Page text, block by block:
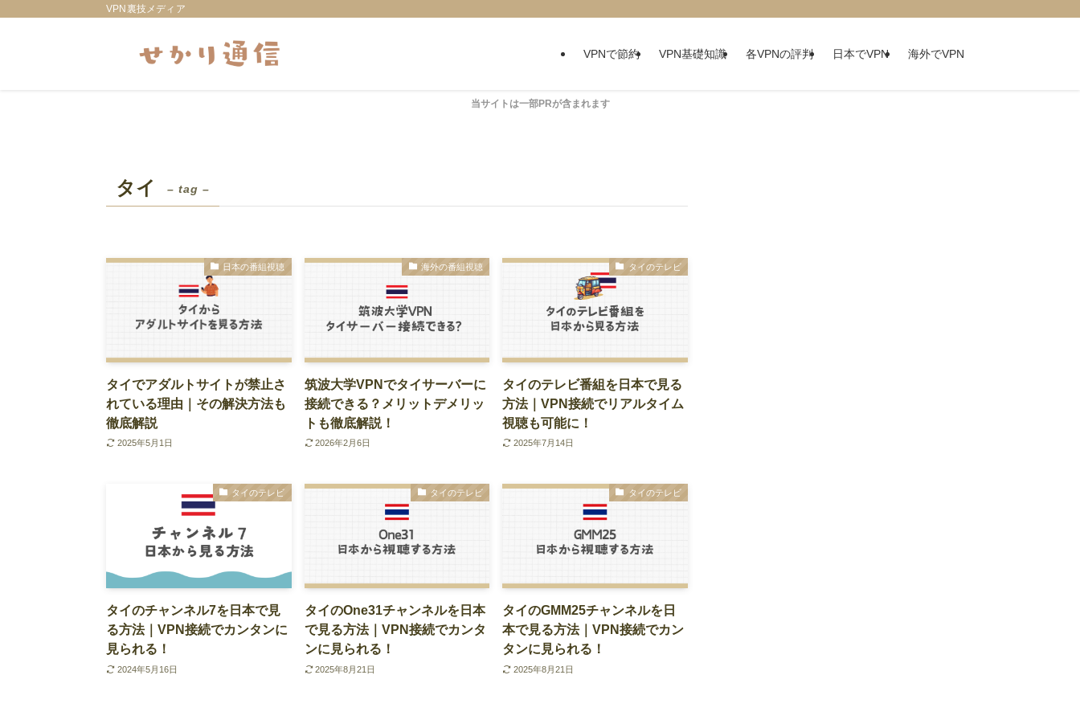
VPN裏技メディア
VPNで節約 VPN基礎知識 各VPNの評判 日本でVPN 海外でVPN
当サイトは一部PRが含まれます
タイ – tag –
日本の番組視聴
タイでアダルトサイトが禁止さ
れている理由｜その解決方法も
徹底解説
2025年5月1日
海外の番組視聴
筑波大学VPNでタイサーバーに
接続できる？メリットデメリッ
トも徹底解説！
2026年2月6日
タイのテレビ
タイのテレビ番組を日本で見る
方法｜VPN接続でリアルタイム
視聴も可能に！
2025年7月14日
タイのテレビ
タイのチャンネル7を日本で見
る方法｜VPN接続でカンタンに
見られる！
2024年5月16日
タイのテレビ
タイのOne31チャンネルを日本
で見る方法｜VPN接続でカンタ
ンに見られる！
2025年8月21日
タイのテレビ
タイのGMM25チャンネルを日
本で見る方法｜VPN接続でカン
タンに見られる！
2025年8月21日